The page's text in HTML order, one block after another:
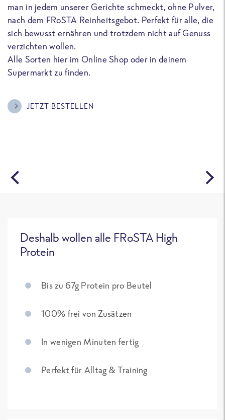
man in jedem unserer Gerichte schmeckt, ohne Pulver,
nach dem FRoSTA Reinheitsgebot. Perfekt für alle, die
sich bewusst ernähren und trotzdem nicht auf Genuss
verzichten wollen.
Alle Sorten hier im Online Shop oder in deinem
Supermarkt zu finden.
JETZT BESTELLEN
Deshalb wollen alle FRoSTA High
Protein
Bis zu 67g Protein pro Beutel
100% frei von Zusätzen
In wenigen Minuten fertig
Perfekt für Alltag & Training